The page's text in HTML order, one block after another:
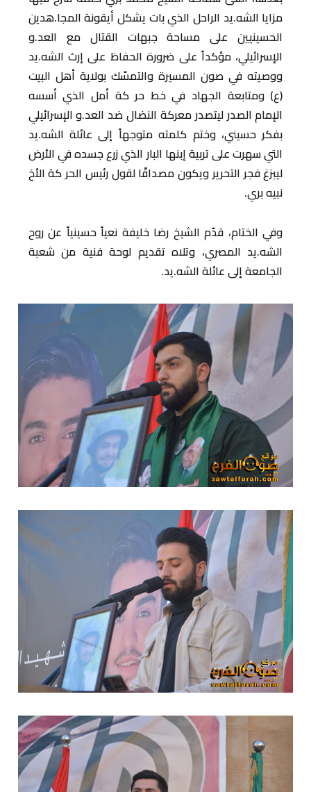
مزايا الشه.يد الراحل الذي بات يشكل أيقونة المجا.هدين
الحسينيين على مساحة جبهات القتال مع العد.و
الإسرائيلي، مؤكداً على ضرورة الحفاظ على إرث الشه.يد
ووصيته في صون المسيرة والتمسّك بولاية أهل البيت
(ع) ومتابعة الجهاد في خط حر كة أمل الذي أسسه
الإمام الصدر ليتصدر معركة النضال ضد العد.و الإسرائيلي
بفكر حسيني، وختم كلمته متوجهاً إلى عائلة الشه.يد
التي سهرت على تربية إبنها البار الذي زرع جسده في الأرض
ليبزغ فجر التحرير ويكون مصداقًا لقول رئيس الحر كة الأخ
نبيه بري.
وفي الختام، قدّم الشيخ رضا خليفة نعياً حسينياً عن روح
الشه.يد المصري، وتلاه تقديم لوحة فنية من شعبة
الجامعة إلى عائلة الشه.يد.